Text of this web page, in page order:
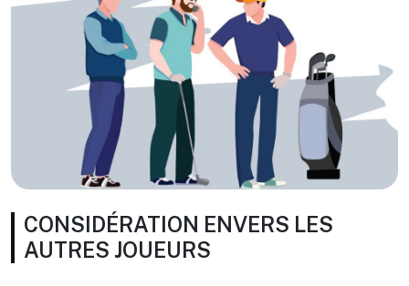
CONSIDÉRATION ENVERS LES
AUTRES JOUEURS